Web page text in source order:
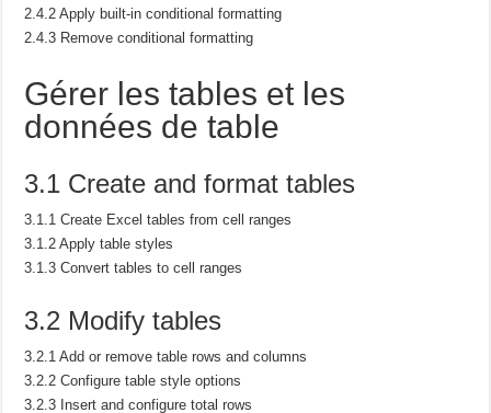
2.4.2 Apply built-in conditional formatting
2.4.3 Remove conditional formatting
Gérer les tables et les
données de table
3.1 Create and format tables
3.1.1 Create Excel tables from cell ranges
3.1.2 Apply table styles
3.1.3 Convert tables to cell ranges
3.2 Modify tables
3.2.1 Add or remove table rows and columns
3.2.2 Configure table style options
3.2.3 Insert and configure total rows